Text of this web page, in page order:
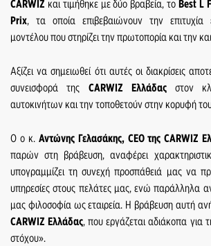
CARWIZ και τιμήθηκε με δύο βραβεία, το Best L
Prix, τα οποία επιβεβαιώνουν την επιτυχία
μοντέλου που στηρίζει την πρωτοπορία και την
Αξίζει να σημειωθεί ότι αυτές οι διακρίσεις
συνεισφορά της CARWIZ Ελλάδαςστον
αυτοκινήτων και την τοποθετούν στην κορυφή
O ο κ. Αντώνης Γελασάκης, CEO της CARWIZ
παρών στη βράβευση, αναφέρει
υπογραμμίζει τη συνεχή προσπάθειά μας να
υπηρεσίες στους πελάτες μας, ενώ παράλληλα
μας φιλοσοφία ως εταιρεία. Η βράβευση αυτή
CARWIZ Ελλάδας, που εργάζεται αδιάκοπα για
στόχου».